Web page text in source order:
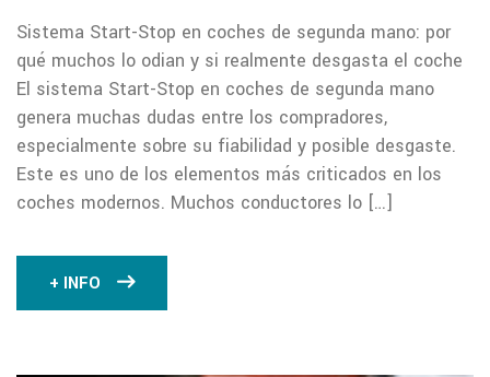
Sistema Start-Stop en coches de segunda mano: por
qué muchos lo odian y si realmente desgasta el coche
El sistema Start-Stop en coches de segunda mano
genera muchas dudas entre los compradores,
especialmente sobre su fiabilidad y posible desgaste.
Este es uno de los elementos más criticados en los
coches modernos. Muchos conductores lo […]
+ INFO